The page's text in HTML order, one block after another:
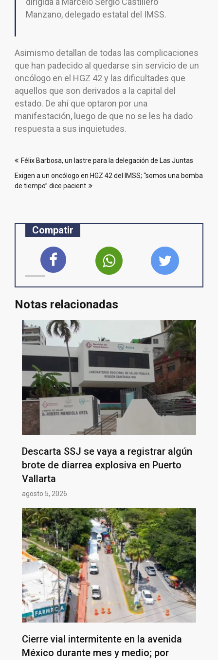
Manzano, delegado estatal del IMSS.
Asimismo detallan de todas las complicaciones
que han padecido al quedarse sin servicio de un
oncólogo en el HGZ 42 y las dificultades que
aquellos que son derivados a la capital del
estado. De ahí que optaron por una
manifestación, luego de que no se les ha dado
respuesta a sus inquietudes.
de
entradas
Félix Barbosa, un lastre para la delegación de Las Juntas
Exigen a un oncólogo en HGZ 42 del IMSS; “somos una bomba
de tiempo” dice pacient
Compatir
Notas relacionadas
Descarta SSJ se vaya a registrar algún
brote de diarrea explosiva en Puerto
Vallarta
agosto 5, 2026
Cierre vial intermitente en la avenida
México durante mes y medio; por